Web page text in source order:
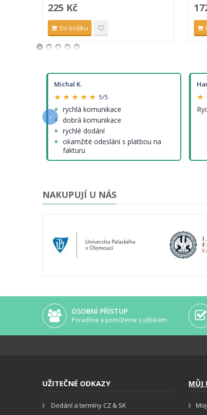
225 Kč
Do košíku
Michal K.
★ ★ ★ ★ ★ 5/5
rychlá komunikace
dobrá komunikace
rychlé dodání
okamžité odeslání s platbou na
fakturu
nenalezl jsem (tedy krom cen
★
‹
NAKUPUJÍ U NÁS
OSOBNÍ PŘÍSTUP
Poradíme a pomůžeme s výběrem
UŽITEČNÉ ODKAZY
Dodání a termíny CZ & SK
MŮJ